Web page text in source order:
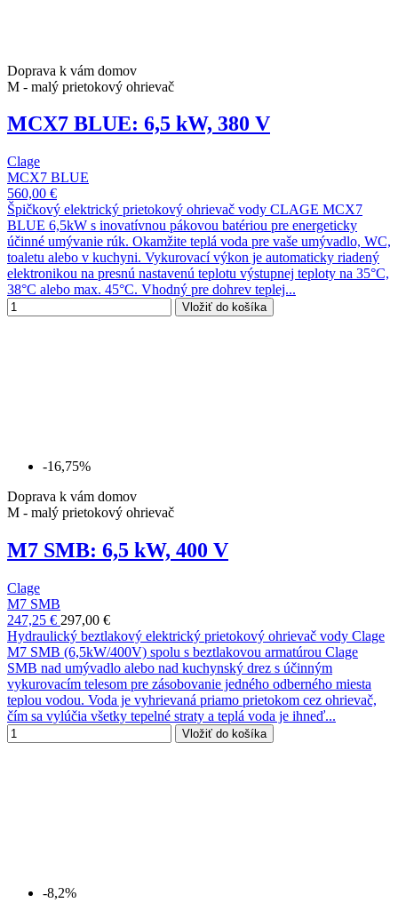
Doprava k vám domov
M - malý prietokový ohrievač
MCX7 BLUE: 6,5 kW, 380 V
Clage
MCX7 BLUE
560,00 €
Špičkový elektrický prietokový ohrievač vody CLAGE MCX7
BLUE 6,5kW s inovatívnou pákovou batériou pre energeticky
účinné umývanie rúk. Okamžite teplá voda pre vaše umývadlo, WC,
toaletu alebo v kuchyni. Vykurovací výkon je automaticky riadený
elektronikou na presnú nastavenú teplotu výstupnej teploty na 35°C,
38°C alebo max. 45°C. Vhodný pre dohrev teplej...
Vložiť do košíka
-16,75%
Doprava k vám domov
M - malý prietokový ohrievač
M7 SMB: 6,5 kW, 400 V
Clage
M7 SMB
247,25 € 297,00 €
Hydraulický beztlakový elektrický prietokový ohrievač vody Clage
M7 SMB (6,5kW/400V) spolu s beztlakovou armatúrou Clage
SMB nad umývadlo alebo nad kuchynský drez s účinným
vykurovacím telesom pre zásobovanie jedného odberného miesta
teplou vodou. Voda je vyhrievaná priamo prietokom cez ohrievač,
čím sa vylúčia všetky tepelné straty a teplá voda je ihneď...
Vložiť do košíka
-8,2%